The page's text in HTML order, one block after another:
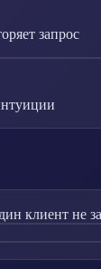
запрос
клиент не